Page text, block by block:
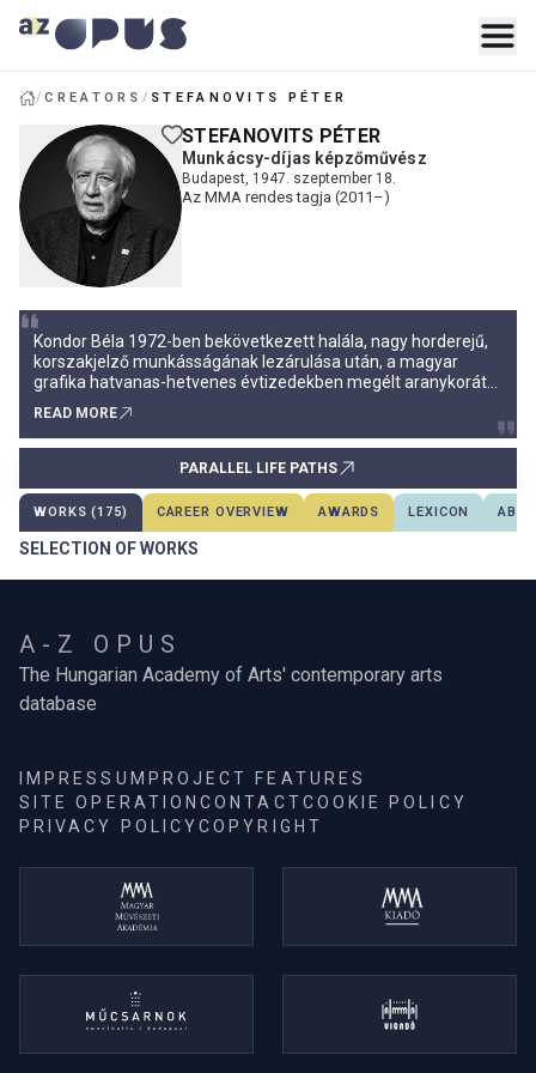
/CREATORS / STEFANOVITS PÉTER
STEFANOVITS PÉTER
Munkácsy-díjas képzőművész
Budapest, 1947. szeptember 18.
Az MMA rendes tagja (2011–)
Kondor Béla 1972-ben bekövetkezett halála, nagy horderejű,
korszakjelző munkásságának lezárulása után, a magyar
grafika hatvanas-hetvenes évtizedekben megélt aranykorát
– jelentkezett első műveivel Stefanovits Péter
grafikusművész. Hosszú és változatos, sokszínű felkészülési
READ MORE
PARALLEL LIFE PATHS
WORKS (175) CAREER OVERVIEW AWARDS LEXICON
SELECTION OF WORKS
A-Z OPUS
The Hungarian Academy of Arts' contemporary arts
database
IMPRESSUM PROJECT FEATURES
SITE OPERATIONCONTACTCOOKIE POLICY
PRIVACY POLICYCOPYRIGHT